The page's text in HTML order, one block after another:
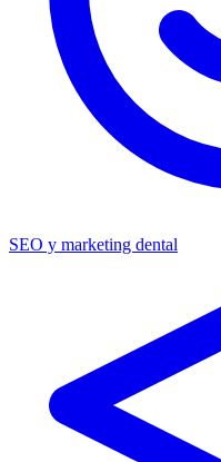
SEO y marketing dental